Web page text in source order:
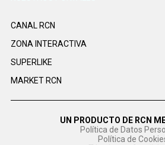
CANAL RCN
ZONA INTERACTIVA
SUPERLIKE
MARKET RCN
UN PRODUCTO DE RCN
Política de Datos
Política de